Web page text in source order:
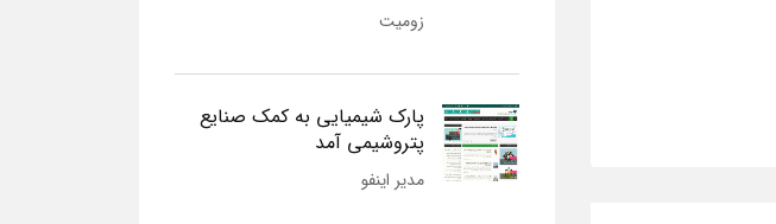
زومیت
پارک شیمیایی به کمک صنایع
پتروشیمی آمد
مدیر اینفو